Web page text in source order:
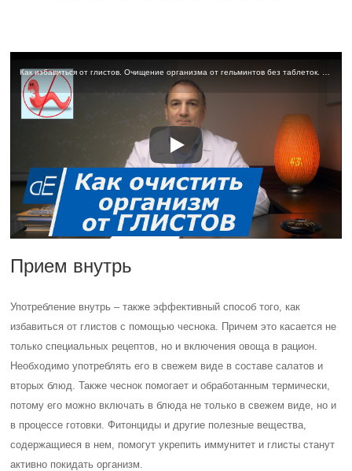
Прием внутрь
Употребление внутрь – также эффективный способ того, как
избавиться от глистов с помощью чеснока. Причем это касается не
только специальных рецептов, но и включения овоща в рацион.
Необходимо употреблять его в свежем виде в составе салатов и
вторых блюд. Также чеснок помогает и обработанным термически,
потому его можно включать в блюда не только в свежем виде, но и
в процессе готовки. Фитонциды и другие полезные вещества,
содержащиеся в нем, помогут укрепить иммунитет и глисты станут
активно покидать организм.